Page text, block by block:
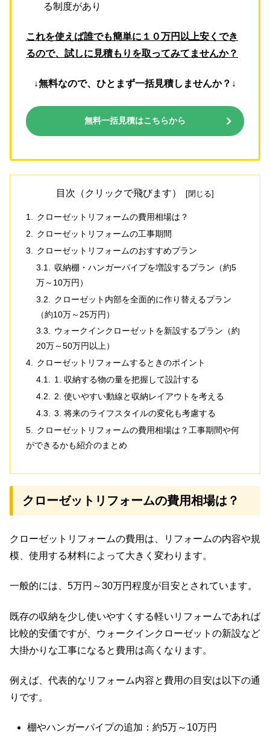
る制度があり
これを使えば誰でも簡単に１０万円以上安くでき
るので、試しに見積もりを取ってみてませんか？
↓無料なので、ひとまず一括見積しませんか？↓
無料一括見積はこちらから
目次（クリックで飛びます）
クローゼットリフォームの費用相場は？
クローゼットリフォームの工事期間
クローゼットリフォームのおすすめプラン
収納棚・ハンガーパイプを増設するプラン（約5
万～10万円）
クローゼット内部を全面的に作り替えるプラン
（約10万～25万円）
ウォークインクローゼットを新設するプラン（約
20万～50万円以上）
クローゼットリフォームするときのポイント
1. 収納する物の量を把握して設計する
2. 使いやすい動線と収納レイアウトを考える
3. 将来のライフスタイルの変化も考慮する
クローゼットリフォームの費用相場は？工事期間や何
ができるかも紹介のまとめ
クローゼットリフォームの費用相場は？
クローゼットリフォームの費用は、リフォームの内容や規
模、使用する材料によって大きく変わります。
一般的には、5万円～30万円程度が目安とされています。
既存の収納を少し使いやすくする軽いリフォームであれば
比較的安価ですが、ウォークインクローゼットの新設など
大掛かりな工事になると費用は高くなります。
例えば、代表的なリフォーム内容と費用の目安は以下の通
りです。
棚やハンガーパイプの追加：約5万～10万円